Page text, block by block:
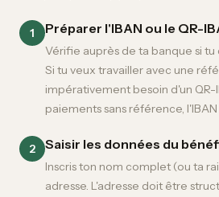
1 Préparer l'IBAN ou le QR-
Vérifie auprès de ta banque si tu
Si tu veux travailler avec une
impérativement besoin d'un QR-
paiements sans référence,
2 Saisir les données du
Inscris ton nom complet (ou ta
adresse. L'adresse doit être